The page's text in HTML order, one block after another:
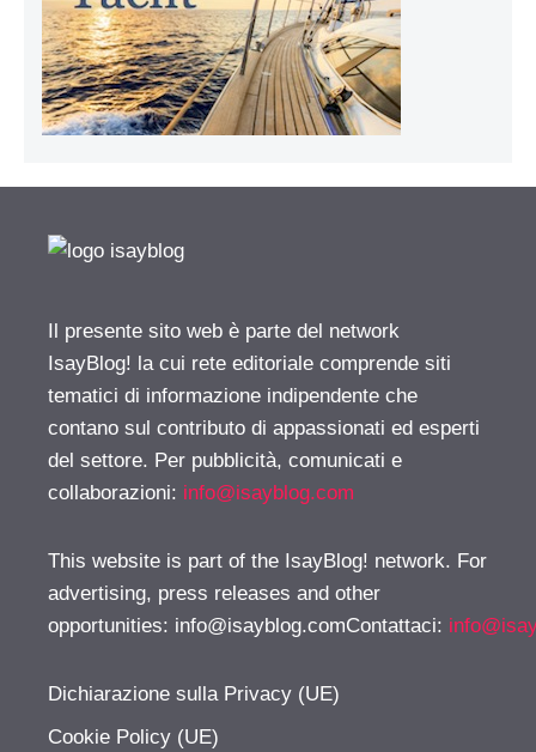
Il presente sito web è parte del network
IsayBlog! la cui rete editoriale comprende siti
tematici di informazione indipendente che
contano sul contributo di appassionati ed esperti
del settore. Per pubblicità, comunicati e
collaborazioni: info@isayblog.com
This website is part of the IsayBlog! network. For
advertising, press releases and other
opportunities: info@isayblog.comContattaci:
Dichiarazione sulla Privacy (UE)
Cookie Policy (UE)